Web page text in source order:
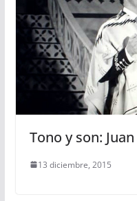
Tono y son:
13 diciembre, 2015